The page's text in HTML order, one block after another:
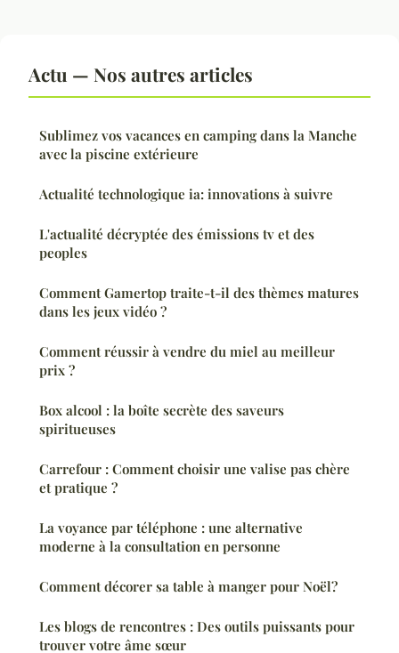
Actu — Nos autres articles
Sublimez vos vacances en camping dans la Manche
avec la piscine extérieure
Actualité technologique ia: innovations à suivre
L'actualité décryptée des émissions tv et des
peoples
Comment Gamertop traite-t-il des thèmes matures
dans les jeux vidéo ?
Comment réussir à vendre du miel au meilleur
prix ?
Box alcool : la boîte secrète des saveurs
spiritueuses
Carrefour : Comment choisir une valise pas chère
et pratique ?
La voyance par téléphone : une alternative
moderne à la consultation en personne
Comment décorer sa table à manger pour Noël?
Les blogs de rencontres : Des outils puissants pour
trouver votre âme sœur